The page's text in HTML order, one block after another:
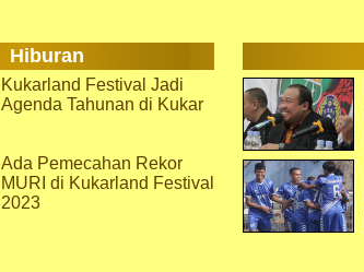
Hiburan
Kukarland Festival Jadi
Agenda Tahunan di Kukar
Ada Pemecahan Rekor
MURI di Kukarland Festival
2023